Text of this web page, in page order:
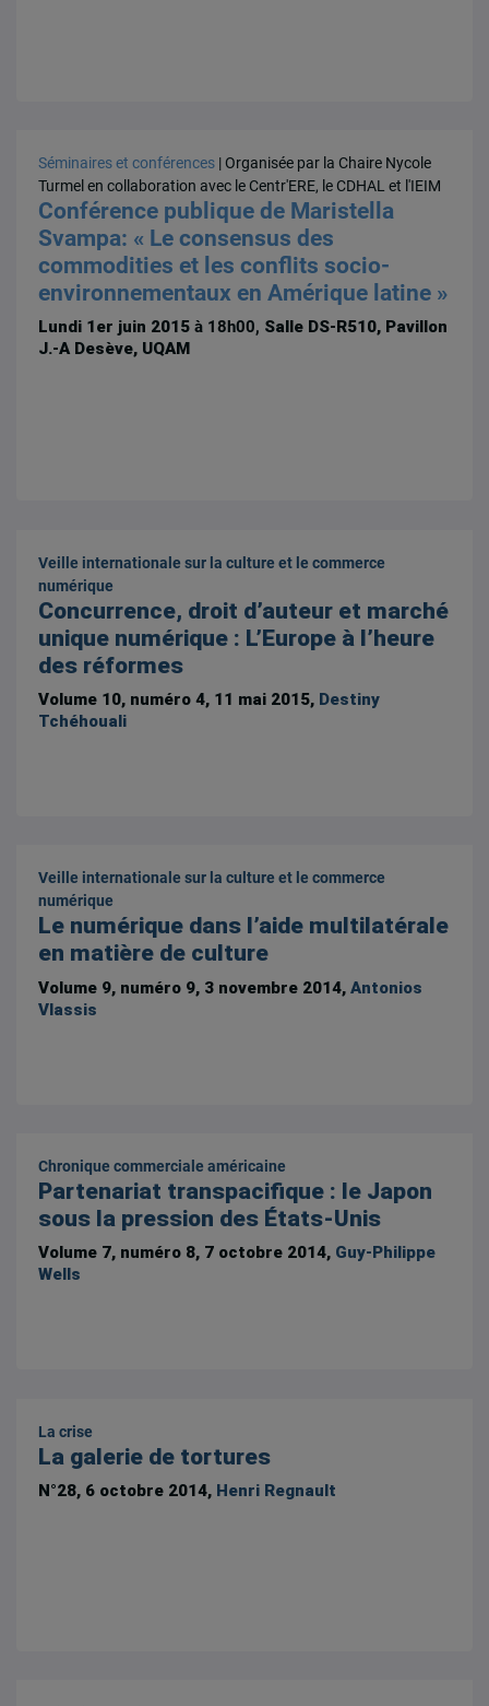
Séminaires et conférences | Organisée par la Chaire Nycole
Turmel en collaboration avec le Centr'ERE, le CDHAL et l'IEIM
Conférence publique de Maristella
Svampa: « Le consensus des
commodities et les conflits socio-
environnementaux en Amérique latine »
Lundi 1er juin 2015à 18h00, Salle DS-R510, Pavillon
J.-A Desève, UQAM
Veille internationale sur la culture et le commerce
numérique
Concurrence, droit d’auteur et marché
unique numérique : L’Europe à l’heure
des réformes
Volume 10, numéro 4, 11 mai 2015, Destiny
Tchéhouali
Veille internationale sur la culture et le commerce
numérique
Le numérique dans l’aide multilatérale
en matière de culture
Volume 9, numéro 9, 3 novembre 2014,Antonios
Vlassis
Chronique commerciale américaine
Partenariat transpacifique : le Japon
sous la pression des États-Unis
Volume 7, numéro 8, 7 octobre 2014, Guy-Philippe
Wells
La crise
La galerie de tortures
N°28, 6 octobre 2014, Henri Regnault